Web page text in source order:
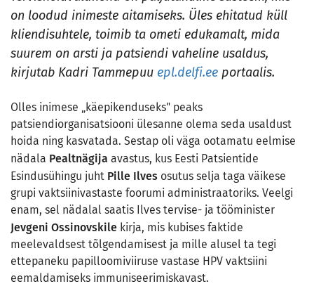
on loodud inimeste aitamiseks. Üles ehitatud küll
kliendisuhtele, toimib ta ometi edukamalt, mida
suurem on arsti ja patsiendi vaheline usaldus,
kirjutab Kadri Tammepuu epl.delfi.eeportaalis.
Olles inimese „käepikenduseks" peaks
patsiendiorganisatsiooni ülesanne olema seda usaldust
hoida ning kasvatada. Sestap oli väga ootamatu eelmise
nädala Pealtnägija avastus, kus Eesti Patsientide
Esindusühingu juht Pille Ilves osutus selja taga väikese
grupi vaktsiinivastaste foorumi administraatoriks. Veelgi
enam, sel nädalal saatis Ilves tervise- ja tööminister
Jevgeni Ossinovskile kirja, mis kubises faktide
meelevaldsest tõlgendamisest ja mille alusel ta tegi
ettepaneku papilloomiviiruse vastase HPV vaktsiini
eemaldamiseks immuniseerimiskavast.